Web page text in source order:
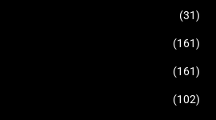
(31)
(161)
(161)
(102)